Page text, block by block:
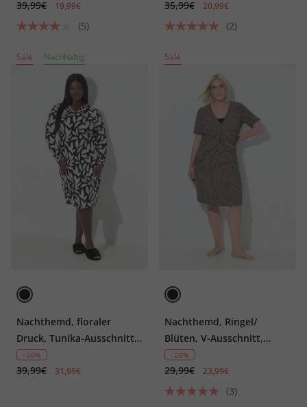
39,99€ 19,99€
(5)
35,99€ 20,99€
(2)
Sale Nachhaltig
Nachthemd, floraler
Druck, Tunika-Ausschnitt,
Langarm
- 20%
39,99€ 31,99€
Sale
Nachthemd, Ringel/
Blüten, V-Ausschnitt,
Halbarm
- 20%
29,99€ 23,99€
(3)